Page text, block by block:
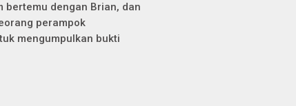
bertemu dengan Brian, dan
perampok
mengumpulkan bukti